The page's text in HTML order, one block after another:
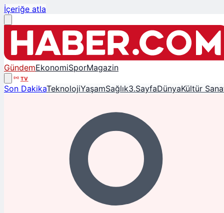
İçeriğe atla
GündemEkonomiSporMagazin
TV
Son DakikaTeknolojiYaşamSağlık3.SayfaDünyaKültür